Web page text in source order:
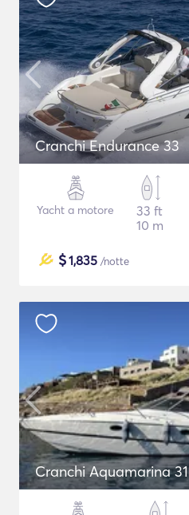
Cranchi Endurance 33
Yacht a motore
33 ft
10 m
$1,835 /notte
Cranchi Aquamarina 31